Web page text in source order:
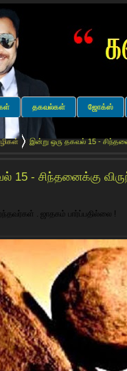
தகவல்கள் ஜோக்ஸ்
இன்று ஒரு தகவல் 15 -
15 - சிந்தனைக்கு
. ஜாதகம் பார்ப்பதில்லை !